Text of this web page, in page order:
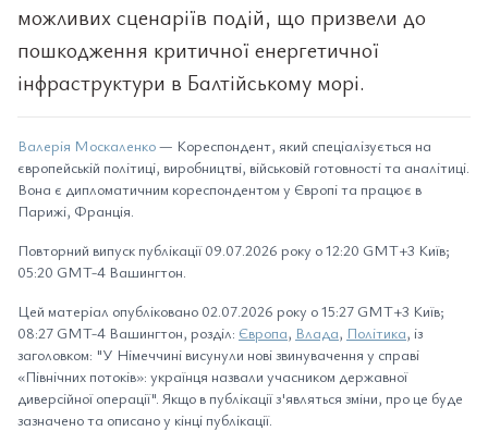
можливих сценаріїв подій, що призвели до
пошкодження критичної енергетичної
інфраструктури в Балтійському морі.
Валерія Москаленко— Кореспондент, який спеціалізується на
європейській політиці, виробництві, військовій готовності та аналітиці.
Вона є дипломатичним кореспондентом у Європі та працює в
Парижі, Франція.
Повторний випуск публікації 09.07.2026 року о 12:20 GMT+3 Київ;
05:20 GMT-4 Вашингтон.
Цей матеріал опубліковано 02.07.2026 року о 15:27 GMT+3 Київ;
08:27 GMT-4 Вашингтон, розділ: Європа, Влада, Політика, із
заголовком: "У Німеччині висунули нові звинувачення у справі
«Північних потоків»: українця назвали учасником державної
диверсійної операції". Якщо в публікації з'являться зміни, про це буде
зазначено та описано у кінці публікації.